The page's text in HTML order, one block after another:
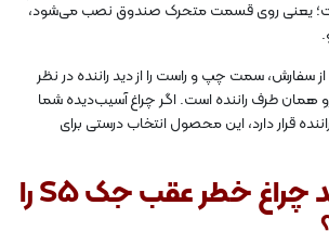
یعنی روی قسمت متحرک صندوق نصب می‌شود،
سفارش، سمت چپ و راست را از دید راننده در نظر
طرف راننده است. اگر چراغ آسیب‌دیده شما
قرار دارد، این محصول انتخاب درستی برای
چه زمانی باید چراغ خطر عقب جک S5 را